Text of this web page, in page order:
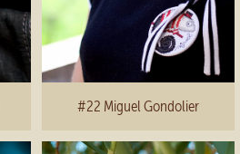
#22 Miguel Gondolier